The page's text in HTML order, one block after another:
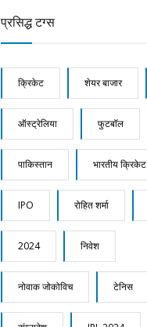
प्रसिद्ध टग्स
क्रिकेट शेयर बाजार
ऑस्ट्रेलिया फुटबॉल
पाकिस्तान भारतीय क्रिकेट
IPO रोहित शर्मा
2024 निवेश
नोवाक जोकोविच टेनिस